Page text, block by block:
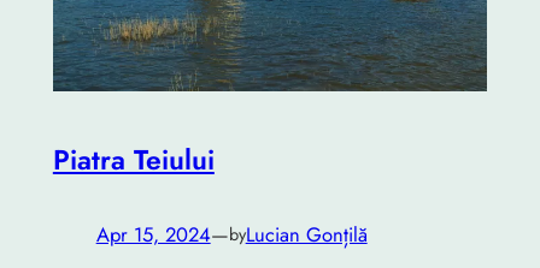
Piatra Teiului
Apr 15, 2024—byLucian Gonțilă